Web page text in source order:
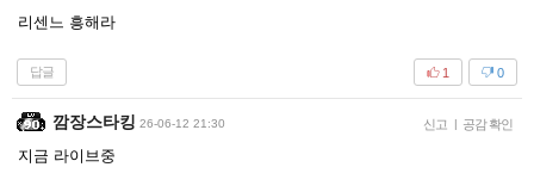
리센느 흥해라
답글 0
1
깜장스타킹 26-06-12 21:30 신고 공감 확인
지금 라이브중